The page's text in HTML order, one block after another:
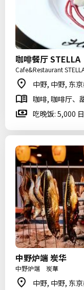
咖啡餐厅 STELLA
Cafe&Restaurant
中野, 中野, 东
咖啡, 咖啡厅、
吃晚饭: 5,000
中野炉端 炭华
中野炉端 炭華
中野, 中野, 东